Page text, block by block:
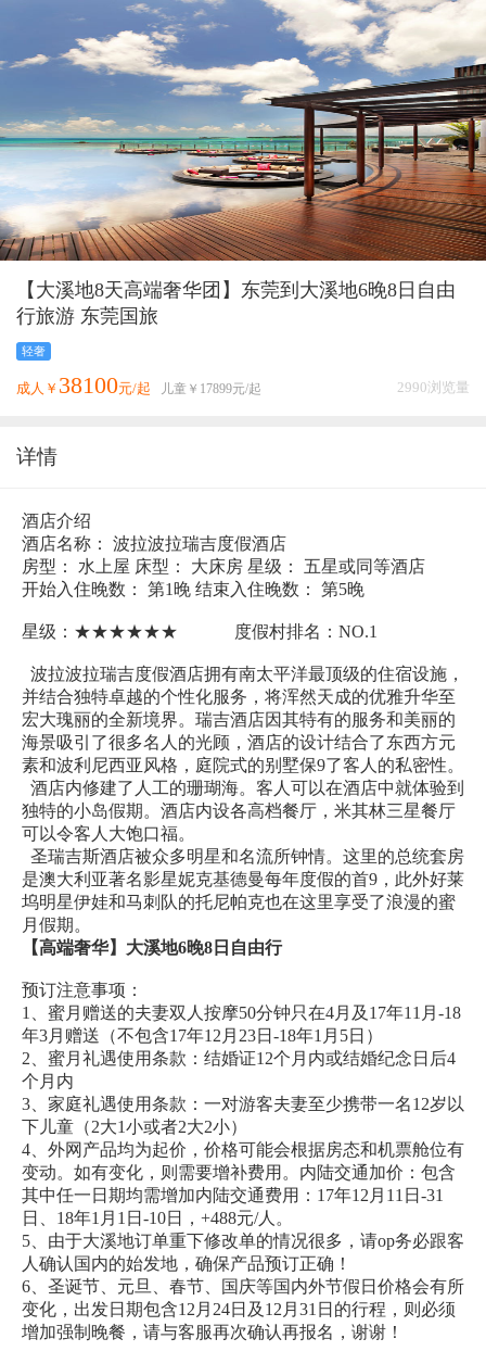
【大溪地8天高端奢华团】东莞到大溪地6晚8日自由
行旅游 东莞国旅
轻奢
成人￥ 38100元/起 儿童￥ 17899元/起 2990浏览量
详情
酒店介绍
酒店名称： 波拉波拉瑞吉度假酒店
房型： 水上屋 床型： 大床房 星级： 五星或同等酒店
开始入住晚数： 第1晚 结束入住晚数： 第5晚
星级：★★★★★★ 度假村排名：NO.1
波拉波拉瑞吉度假酒店拥有南太平洋最顶级的住宿设施，
并结合独特卓越的个性化服务，将浑然天成的优雅升华至
宏大瑰丽的全新境界。瑞吉酒店因其特有的服务和美丽的
海景吸引了很多名人的光顾，酒店的设计结合了东西方元
素和波利尼西亚风格，庭院式的别墅保9了客人的私密性。
酒店内修建了人工的珊瑚海。客人可以在酒店中就体验到
独特的小岛假期。酒店内设各高档餐厅，米其林三星餐厅
可以令客人大饱口福。
圣瑞吉斯酒店被众多明星和名流所钟情。这里的总统套房
是澳大利亚著名影星妮克基德曼每年度假的首9，此外好莱
坞明星伊娃和马刺队的托尼帕克也在这里享受了浪漫的蜜
月假期。
【高端奢华】大溪地6晚8日自由行
预订注意事项：
1、蜜月赠送的夫妻双人按摩50分钟只在4月及17年11月-18
年3月赠送（不包含17年12月23日-18年1月5日）
2、蜜月礼遇使用条款：结婚证12个月内或结婚纪念日后4
个月内
3、家庭礼遇使用条款：一对游客夫妻至少携带一名12岁以
下儿童（2大1小或者2大2小）
4、外网产品均为起价，价格可能会根据房态和机票舱位有
变动。如有变化，则需要增补费用。内陆交通加价：包含
其中任一日期均需增加内陆交通费用：17年12月11日-31
日、18年1月1日-10日，+488元/人。
5、由于大溪地订单重下修改单的情况很多，请op务必跟客
人确认国内的始发地，确保产品预订正确！
6、圣诞节、元旦、春节、国庆等国内外节假日价格会有所
变化，出发日期包含12月24日及12月31日的行程，则必须
增加强制晚餐，请与客服再次确认再报名，谢谢！